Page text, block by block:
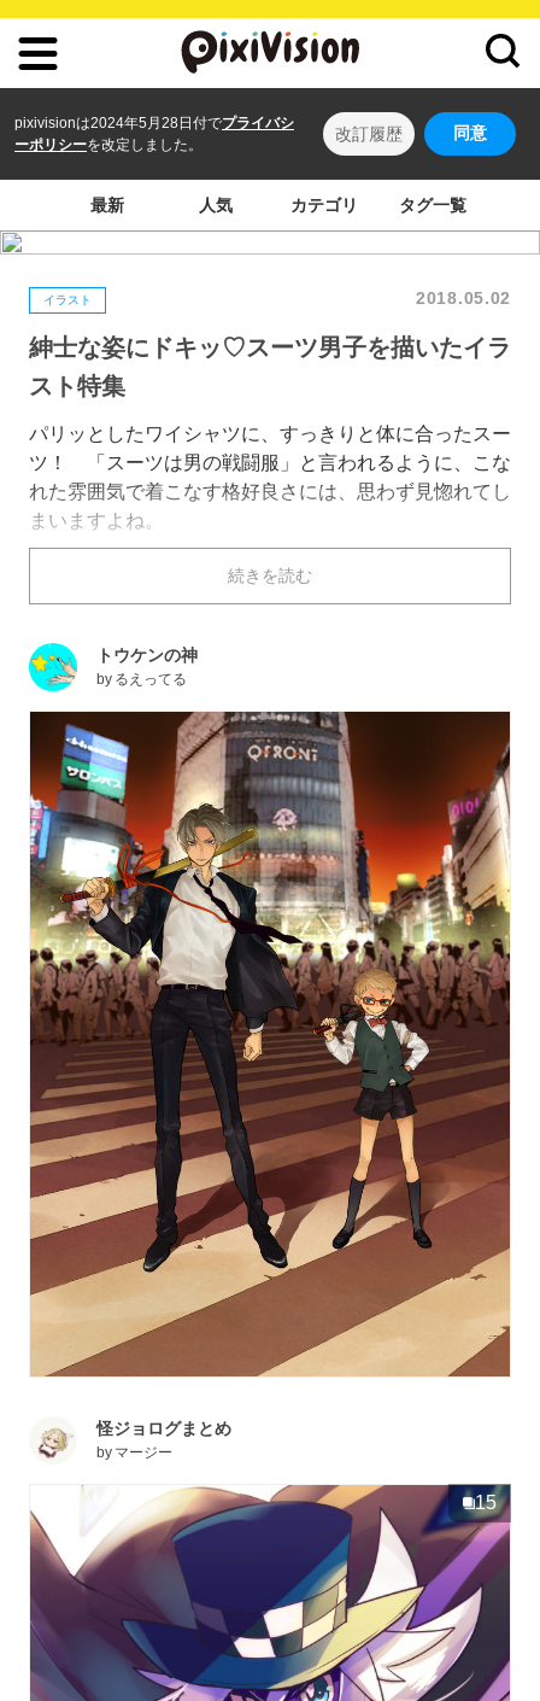
pixivisionは2024年5月28日付でプライバシ
ーポリシーを改定しました。
改訂履歴 同意
最新 人気 カテゴリ タグ一覧
イラスト 2018.05.02
紳士な姿にドキッ♡スーツ男子を描いたイラ
スト特集
パリッとしたワイシャツに、すっきりと体に合ったスー
ツ！ 「スーツは男の戦闘服」と言われるように、こな
れた雰囲気で着こなす格好良さには、思わず見惚れてし
まいますよね。
男性の正装として長い歴史が洗練してきたスーツは、シ
ックにもドレッシーにも向いた素敵な服装です。ジャケ
ットを着たときのパンっと張った、背中や肩のラインの
うか。ちょっと疲れてヨレッとしてしまったスーツ姿の
男性も味わい深く、なんだか母性本能がくすぐられてし
まいますよね。
本日は、魅力的すぎる姿に見惚れてしまう「スーツ男
子」を描いたイラストを特集しました。それではご覧く
ださい。
続きを読む
トウケンの神
by るえってる
怪ジョログまとめ
by マージー
15